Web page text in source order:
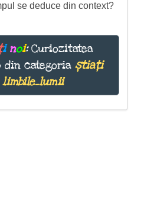
se deduce din context?
i noi:Curiozitatea
din categoriaștiați
limbile_lumii